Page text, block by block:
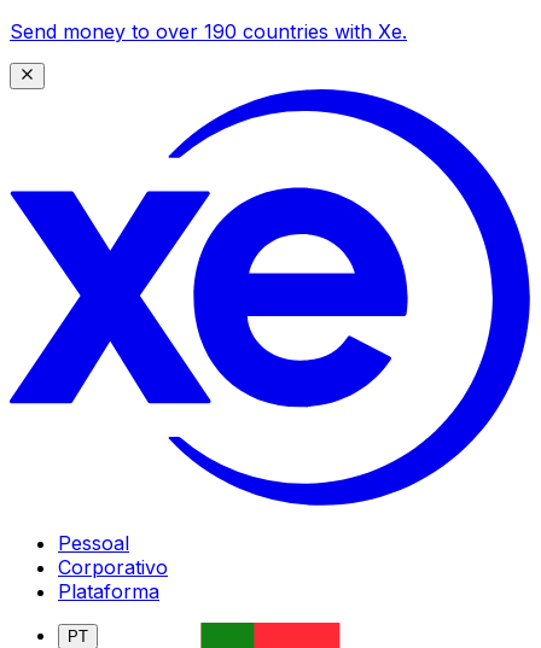
Send money to over 190 countries with Xe.
Pessoal
Corporativo
Plataforma
PT